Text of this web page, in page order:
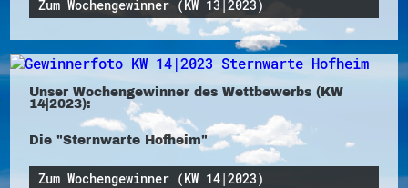
Zum Wochengewinner (KW 13|2023)
Unser Wochengewinner des Wettbewerbs (KW
14|2023):
Die "Sternwarte Hofheim"
Zum Wochengewinner (KW 14|2023)